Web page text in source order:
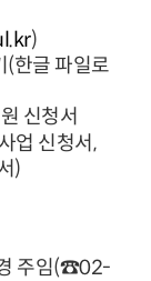
)
(한글 파일로
신청서
업 신청서,
)
주임(☎02-